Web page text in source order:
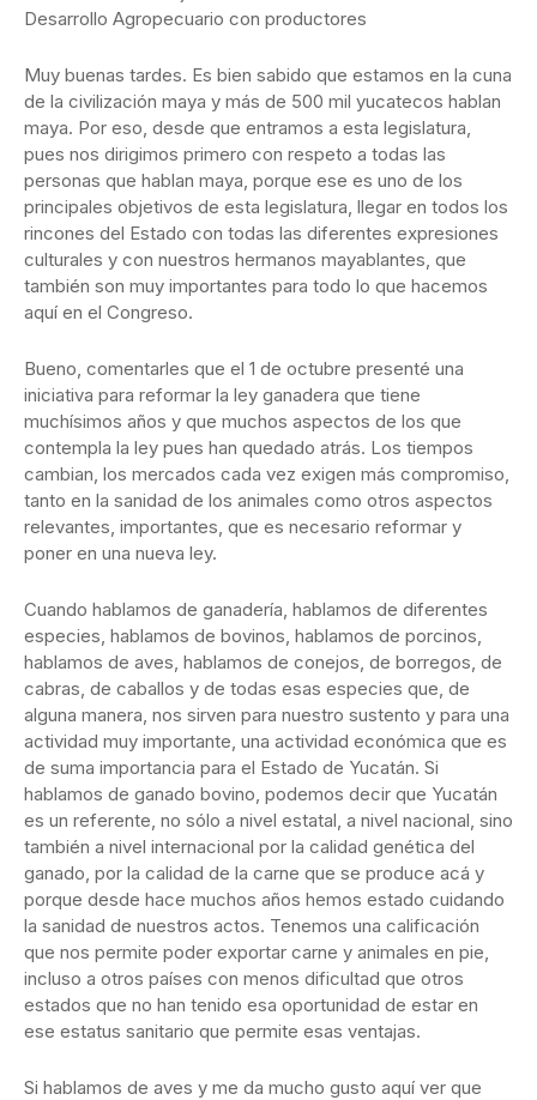
Desarrollo Agropecuario con productores
Muy buenas tardes. Es bien sabido que estamos en la cuna
de la civilización maya y más de 500 mil yucatecos hablan
maya. Por eso, desde que entramos a esta legislatura,
pues nos dirigimos primero con respeto a todas las
personas que hablan maya, porque ese es uno de los
principales objetivos de esta legislatura, llegar en todos los
rincones del Estado con todas las diferentes expresiones
culturales y con nuestros hermanos mayablantes, que
también son muy importantes para todo lo que hacemos
aquí en el Congreso.
Bueno, comentarles que el 1 de octubre presenté una
iniciativa para reformar la ley ganadera que tiene
muchísimos años y que muchos aspectos de los que
contempla la ley pues han quedado atrás. Los tiempos
cambian, los mercados cada vez exigen más compromiso,
tanto en la sanidad de los animales como otros aspectos
relevantes, importantes, que es necesario reformar y
poner en una nueva ley.
Cuando hablamos de ganadería, hablamos de diferentes
especies, hablamos de bovinos, hablamos de porcinos,
hablamos de aves, hablamos de conejos, de borregos, de
cabras, de caballos y de todas esas especies que, de
alguna manera, nos sirven para nuestro sustento y para una
actividad muy importante, una actividad económica que es
de suma importancia para el Estado de Yucatán. Si
hablamos de ganado bovino, podemos decir que Yucatán
es un referente, no sólo a nivel estatal, a nivel nacional, sino
también a nivel internacional por la calidad genética del
ganado, por la calidad de la carne que se produce acá y
porque desde hace muchos años hemos estado cuidando
la sanidad de nuestros actos. Tenemos una calificación
que nos permite poder exportar carne y animales en pie,
incluso a otros países con menos dificultad que otros
estados que no han tenido esa oportunidad de estar en
ese estatus sanitario que permite esas ventajas.
Si hablamos de aves y me da mucho gusto aquí ver que